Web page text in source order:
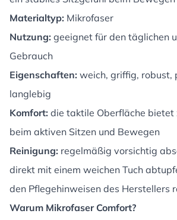
Materialtyp: Mikrofaser
Nutzung: geeignet für den täglichen
Gebrauch
Eigenschaften: weich, griffig, robust,
langlebig
Komfort: die taktile Oberfläche bietet
beim aktiven Sitzen und Bewegen
Reinigung: regelmäßig vorsichtig
direkt mit einem weichen Tuch
den Pflegehinweisen des Herstellers
Warum Mikrofaser Comfort?